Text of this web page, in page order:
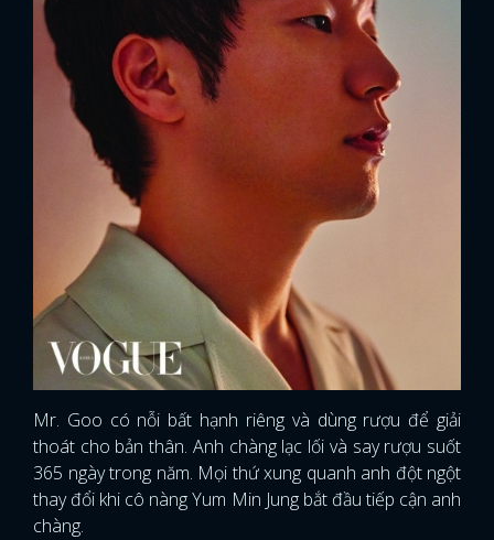
Mr. Goo có nỗi bất hạnh riêng và dùng rượu để giải
thoát cho bản thân. Anh chàng lạc lối và say rượu suốt
365 ngày trong năm. Mọi thứ xung quanh anh đột ngột
thay đổi khi cô nàng Yum Min Jung bắt đầu tiếp cận anh
chàng.